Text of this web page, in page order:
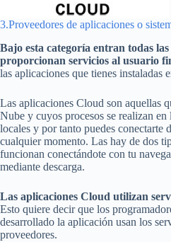
3.Proveedores de aplicaciones o
Bajo esta categoría entran todas
proporcionan servicios al usuario
las aplicaciones que tienes instaladas
Las aplicaciones Cloud son aquellas
Nube y cuyos procesos se realizan
locales y por tanto puedes conectarte
cualquier momento. Las hay de dos
funcionan conectándote con tu
mediante descarga.
Las aplicaciones Cloud utilizan
Esto quiere decir que los
desarrollado la aplicación usan los
proveedores.